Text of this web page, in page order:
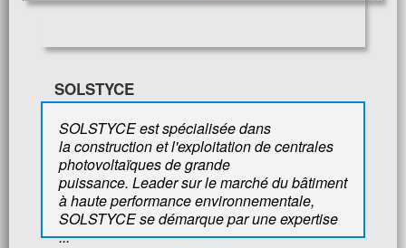
SOLSTYCE
SOLSTYCE est spécialisée dans
la construction et l'exploitation de centrales
photovoltaïques de grande
puissance. Leader sur le marché du bâtiment
à haute performance environnementale,
SOLSTYCE se démarque par une expertise
...